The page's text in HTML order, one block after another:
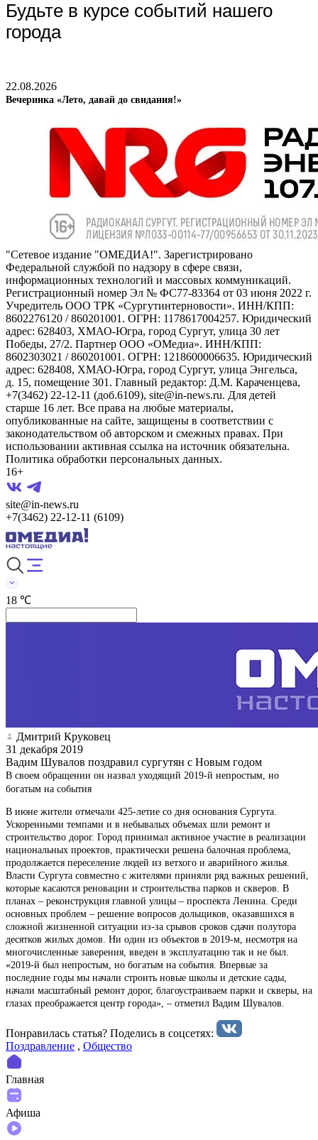
Будьте в курсе событий нашего
города
22.08.2026
Вечеринка «Лето, давай до свидания!»
"Сетевое издание "ОМЕДИА!". Зарегистрировано
Федеральной службой по надзору в сфере связи,
информационных технологий и массовых коммуникаций.
Регистрационный номер Эл № ФС77-83364 от 03 июня 2022 г.
Учредитель ООО ТРК «Сургутинтерновости». ИНН/КПП:
8602276120 / 860201001. ОГРН: 1178617004257. Юридический
адрес: 628403, ХМАО-Югра, город Сургут, улица 30 лет
Победы, 27/2. Партнер ООО «ОМедиа». ИНН/КПП:
8602303021 / 860201001. ОГРН: 1218600006635. Юридический
адрес: 628408, ХМАО-Югра, город Сургут, улица Энгельса,
д. 15, помещение 301. Главный редактор: Д.М. Караченцева,
+7(3462) 22-12-11 (доб.6109), site@in-news.ru. Для детей
старше 16 лет. Все права на любые материалы,
опубликованные на сайте, защищены в соответствии с
законодательством об авторском и смежных правах. При
использовании активная ссылка на источник обязательна.
Политика обработки персональных данных.
16+
site@in-news.ru
+7(3462) 22-12-11 (6109)
18 ℃
Дмитрий Круковец
31 декабря 2019
Вадим Шувалов поздравил сургутян с Новым годом
В своем обращении он назвал уходящий 2019-й непростым, но
богатым на события
В июне жители отмечали 425-летие со дня основания Сургута.
Ускоренными темпами и в небывалых объемах шли ремонт и
строительство дорог. Город принимал активное участие в реализации
национальных проектов, практически решена балочная проблема,
продолжается переселение людей из ветхого и аварийного жилья.
Власти Сургута совместно с жителями приняли ряд важных решений,
которые касаются реновации и строительства парков и скверов. В
планах – реконструкция главной улицы – проспекта Ленина. Среди
основных проблем – решение вопросов дольщиков, оказавшихся в
сложной жизненной ситуации из-за срывов сроков сдачи полутора
десятков жилых домов. Ни один из объектов в 2019-м, несмотря на
многочисленные заверения, введен в эксплуатацию так и не был.
«2019-й был непростым, но богатым на события. Впервые за
последние годы мы начали строить новые школы и детские сады,
начали масштабный ремонт дорог, благоустраиваем парки и скверы, на
глазах преображается центр города», – отметил Вадим Шувалов.
Понравилась статья? Поделиcь в соцсетях:
Поздравление , Общество
Главная
Афиша